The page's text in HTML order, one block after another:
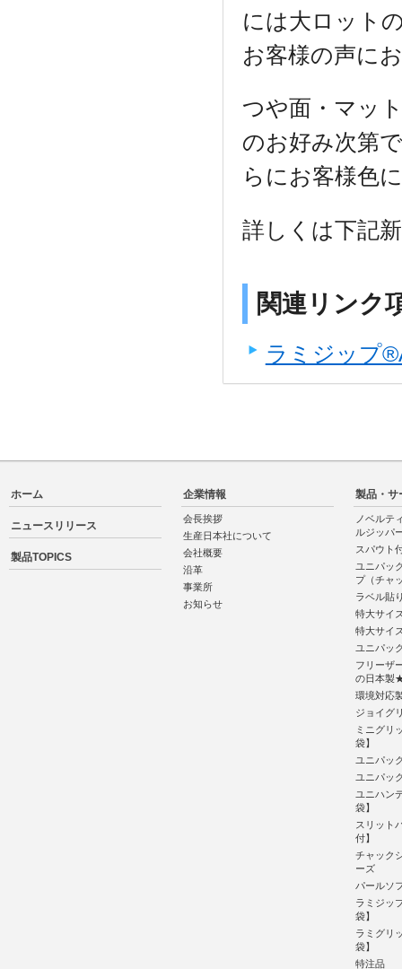
には大ロット
お客様の声に
つや面・マッ
のお好み次第
らにお客様色
詳しくは下記
関連リンク
ラミジップ
ホーム
ニュースリリース
製品TOPICS
企業情報
会長挨拶
生産日本社について
会社概要
沿革
事業所
お知らせ
製品・サ
ノベルテ
ルジッパ
スパウ
ユニパッ
プ（チャ
ラベル貼
特大サイ
特大サイ
ユニパッ
フリーザ
の日
環境対応
ジョイグ
ミニグリ
袋】
ユニパッ
ユニパッ
ユニハン
袋】
スリット
付】
チャック
ーズ
パールソ
ラミジッ
袋】
ラミグリ
袋】
特注品